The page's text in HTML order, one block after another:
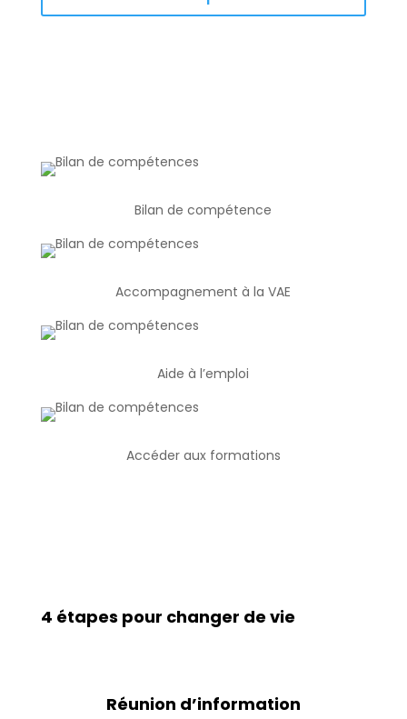
Bilan de compétence
Accompagnement à la VAE
Aide à l’emploi
Accéder aux formations
4 étapes pour changer de vie
Réunion d’information